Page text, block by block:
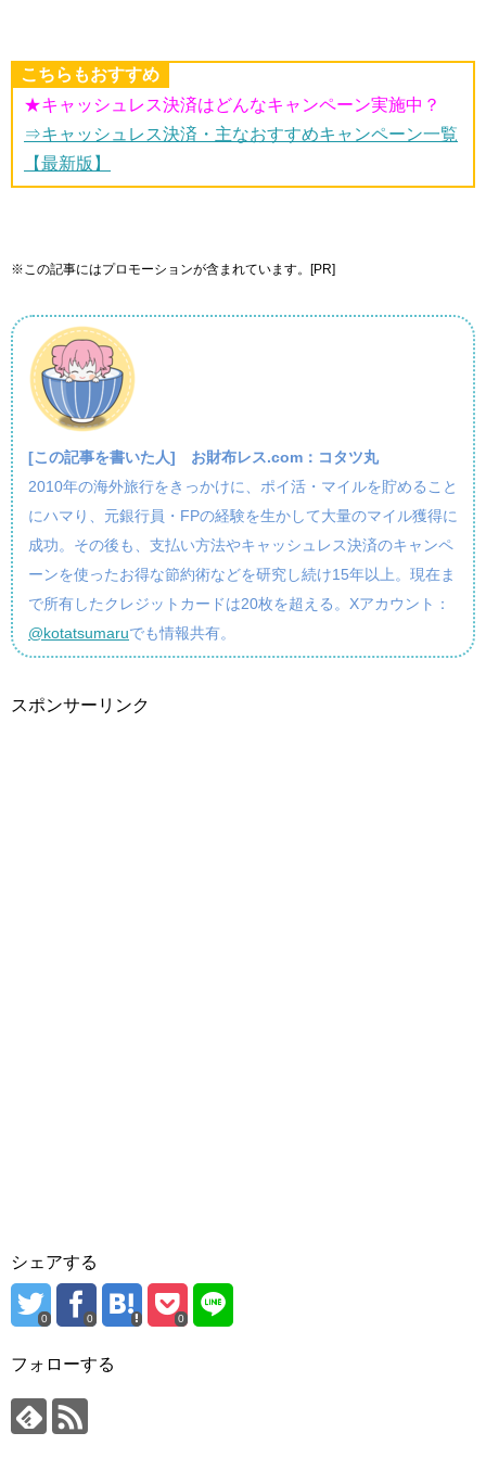
こちらもおすすめ
★キャッシュレス決済はどんなキャンペーン実施中？
⇒キャッシュレス決済・主なおすすめキャンペーン一覧
【最新版】
※この記事にはプロモーションが含まれています。[PR]
[この記事を書いた人] お財布レス.com：コタツ丸
2010年の海外旅行をきっかけに、ポイ活・マイルを貯めること
にハマり、元銀行員・FPの経験を生かして大量のマイル獲得に
成功。その後も、支払い方法やキャッシュレス決済のキャンペ
ーンを使ったお得な節約術などを研究し続け15年以上。現在ま
で所有したクレジットカードは20枚を超える。Xアカウント：
@kotatsumaruでも情報共有。
スポンサーリンク
シェアする
0 0 0
フォローする